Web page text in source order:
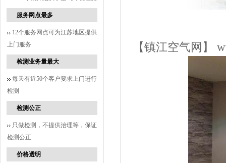
服务网点最多
12个服务网点可为江苏地区提供
上门服务
检测业务量最大
每天有近50个客户要求上门进行
检测
检测公正
只做检测，不提供治理等，保证
检测公正
价格透明
【镇江空气网】